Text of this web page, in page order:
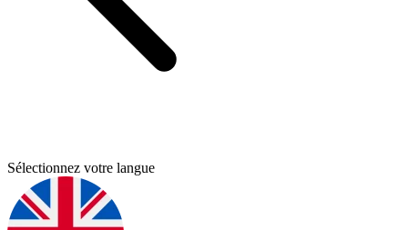
Sélectionnez votre langue